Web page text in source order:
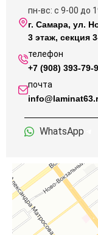
пн-вс: с 9-00 до
г. Самара, ул.
3 этаж, секция
телефон
+7 (908) 393-79-
почта
WhatsApp